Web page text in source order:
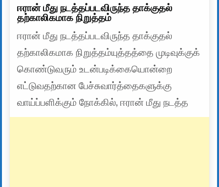
ஈரான் மீது நடத்தப்படவிருந்த தாக்குதல்
தற்காலிகமாக நிறுத்தம்
ஈரான் மீது நடத்தப்படவிருந்த தாக்குதல்
தற்காலிகமாக நிறுத்தம்யுத்தத்தை முடிவுக்குக்
கொண்டுவரும் உடன்படிக்கையொன்றை
எட்டுவதற்கான பேச்சுவார்த்தைகளுக்கு
வாய்ப்பளிக்கும் நோக்கில், ஈரான் மீது நடத்த